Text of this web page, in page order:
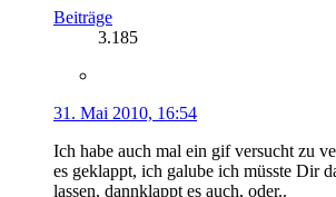
Beiträge
3.185
31. Mai 2010, 16:54
Ich habe auch mal ein gif versucht zu
es geklappt, ich galube ich müsste Dir
lassen, dannklappt es auch, oder..